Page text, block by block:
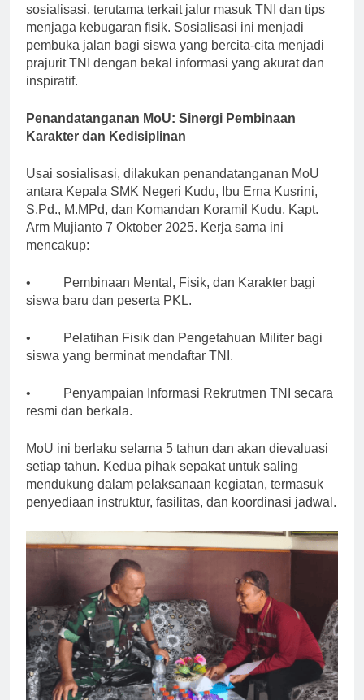
sosialisasi, terutama terkait jalur masuk TNI dan tips
menjaga kebugaran fisik. Sosialisasi ini menjadi
pembuka jalan bagi siswa yang bercita-cita menjadi
prajurit TNI dengan bekal informasi yang akurat dan
inspiratif.
Penandatanganan MoU: Sinergi Pembinaan
Karakter dan Kedisiplinan
Usai sosialisasi, dilakukan penandatanganan MoU
antara Kepala SMK Negeri Kudu, Ibu Erna Kusrini,
S.Pd., M.MPd, dan Komandan Koramil Kudu, Kapt.
Arm Mujianto 7 Oktober 2025. Kerja sama ini
mencakup:
• Pembinaan Mental, Fisik, dan Karakter bagi
siswa baru dan peserta PKL.
• Pelatihan Fisik dan Pengetahuan Militer bagi
siswa yang berminat mendaftar TNI.
• Penyampaian Informasi Rekrutmen TNI secara
resmi dan berkala.
MoU ini berlaku selama 5 tahun dan akan dievaluasi
setiap tahun. Kedua pihak sepakat untuk saling
mendukung dalam pelaksanaan kegiatan, termasuk
penyediaan instruktur, fasilitas, dan koordinasi jadwal.